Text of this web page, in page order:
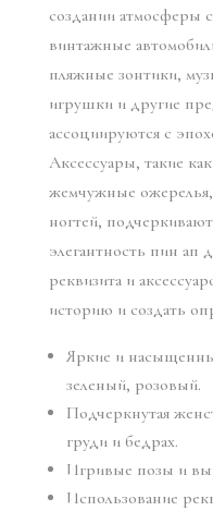
создании атмосферы
винтажные
пляжные зонтики,
игрушки и другие
ассоциируются с
Аксессуары, такие
жемчужные
ногтей,
элегантность пин ап
реквизита и
историю и создать
Яркие и
зеленый, розовый.
Подчеркнутая
груди и бедрах.
Игривые позы и
Использование